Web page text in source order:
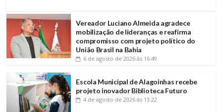
Vereador Luciano Almeida agradece
mobilização de lideranças e reafirma
compromisso com projeto político do
União Brasil na Bahia
6 de agosto de 2026 às 16:49
Escola Municipal de Alagoinhas recebe
projeto inovador Biblioteca Futuro
4 de agosto de 2026 às 13:22